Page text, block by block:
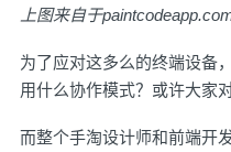
上图来自于
为了应对这多么的终端设备
用什么协作模式？或许大家
而整个手淘设计师和前端开